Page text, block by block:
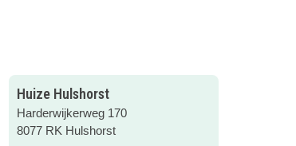
Huize Hulshorst
Harderwijkerweg 170
8077 RK Hulshorst